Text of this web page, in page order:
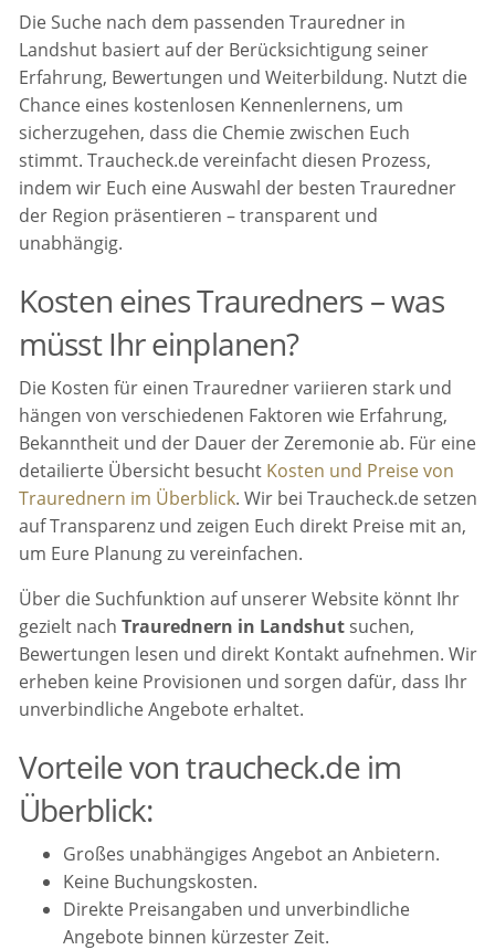
Die Suche nach dem passenden Trauredner in
Landshut basiert auf der Berücksichtigung seiner
Erfahrung, Bewertungen und Weiterbildung. Nutzt die
Chance eines kostenlosen Kennenlernens, um
sicherzugehen, dass die Chemie zwischen Euch
stimmt. Traucheck.de vereinfacht diesen Prozess,
indem wir Euch eine Auswahl der besten Trauredner
der Region präsentieren – transparent und
unabhängig.
Kosten eines Trauredners – was
müsst Ihr einplanen?
Die Kosten für einen Trauredner variieren stark und
hängen von verschiedenen Faktoren wie Erfahrung,
Bekanntheit und der Dauer der Zeremonie ab. Für eine
detailierte Übersicht besucht Kosten und Preise von
Traurednern im Überblick. Wir bei Traucheck.de setzen
auf Transparenz und zeigen Euch direkt Preise mit an,
um Eure Planung zu vereinfachen.
Über die Suchfunktion auf unserer Website könnt Ihr
gezielt nachTraurednern in Landshut suchen,
Bewertungen lesen und direkt Kontakt aufnehmen. Wir
erheben keine Provisionen und sorgen dafür, dass Ihr
unverbindliche Angebote erhaltet.
Vorteile von traucheck.de im
Überblick:
Großes unabhängiges Angebot an Anbietern.
Keine Buchungskosten.
Direkte Preisangaben und unverbindliche
Angebote binnen kürzester Zeit.